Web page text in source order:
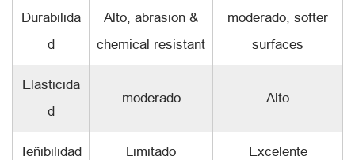
Durabilida
d
Alto, abrasion &
chemical resistant
moderado, softer
surfaces
Elasticida
d
moderado Alto
Teñibilidad Limitado Excelente